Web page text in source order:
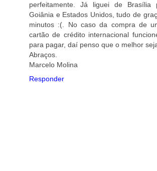
perfeitamente. Já liguei de Brasília
Goiânia e Estados Unidos, tudo de
minutos :(. No caso da compra de
cartão de crédito internacional
para pagar, daí penso que o melhor
Abraços.
Marcelo Molina
Responder